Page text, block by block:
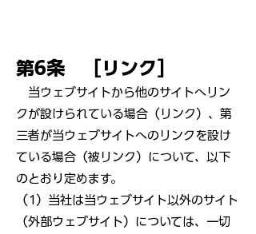
第6条 ［リンク］
当ウェブサイトから他のサイトへリン
クが設けられている場合（リンク）、第
三者が当ウェブサイトへのリンクを設け
ている場合（被リンク）について、以下
のとおり定めます。
（1）当社は当ウェブサイト以外のサイト
（外部ウェブサイト）については、一切